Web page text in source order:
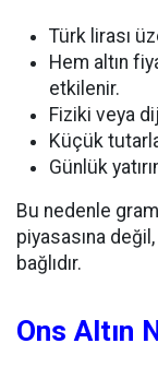
Türk lirası
Hem altın
etkilenir.
Fiziki veya
Küçük
Günlük
Bu nedenle gram
piyasasına
bağlıdır.
Ons Altın